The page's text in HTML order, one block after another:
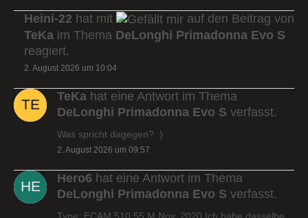
Heini-22 hat mit
auf den Beitrag von
TeKa im Thema DeLonghi Primadonna Evo S
reagiert.
2. August 2026 um 10:04
TeKa hat eine Antwort im Thema
DeLonghi Primadonna Evo S verfasst.
Was spricht dagegen? :)
2. August 2026 um 09:57
Hero6 hat eine Antwort im Thema
DeLonghi Primadonna Evo S verfasst.
Type: ECAM 510.55.M Nov. 2020 Ich habe dasselbe